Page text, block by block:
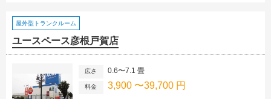
屋外型トランクルーム
ユースペース彦根戸賀店
広さ 0.6〜7.1 畳
料金 3,900 〜39,700 円